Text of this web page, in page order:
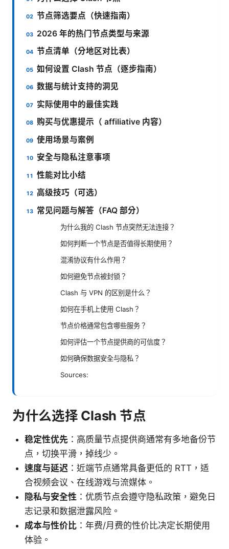
节点筛选要点（快速指南）
2026 年的热门节点类型与来源
节点清单（分地区对比表）
如何设置 Clash 节点（逐步指南）
数据与统计支持的洞见
实际使用中的最佳实践
购买与优惠提示（ affiliative 内容）
使用场景与案例
安全与隐私注意事项
性能对比小结
高级技巧（可选）
常见问题与解答（FAQ 部分）
为什么我的 Clash 节点突然无法连接？
如何判断一个节点是否值得长期使用？
混淆协议有什么作用？
如何避免节点被封锁？
Clash 与 VPN 的区别是什么？
如何在手机上使用 Clash？
节点价格通常包含哪些服务？
如何评估一个节点提供商的可信度？
如何确保数据安全与隐私？
Sources:
为什么选择 Clash 节点
稳定性优先 ：高质量节点提供商通常有多地备份节
点，切换平滑，掉线少。
速度与延迟 ：近端节点通常具备更低的 RTT，适
合视频会议、在线游戏与流媒体。
隐私与安全性 ：优质节点会遵守隐私政策，避免日
志记录和数据泄露风险。
成本与性价比 ：年费/月费的性价比决定长期使用
体验。